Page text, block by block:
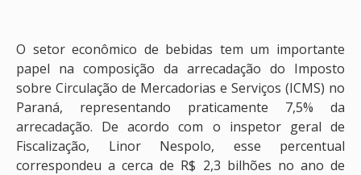
O setor econômico de bebidas tem um importante
papel na composição da arrecadação do Imposto
sobre Circulação de Mercadorias e Serviços (ICMS) no
Paraná, representando praticamente 7,5% da
arrecadação. De acordo com o inspetor geral de
Fiscalização, Linor Nespolo, esse percentual
correspondeu a cerca de R$ 2,3 bilhões no ano de